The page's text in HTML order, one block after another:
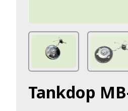
Tankdop